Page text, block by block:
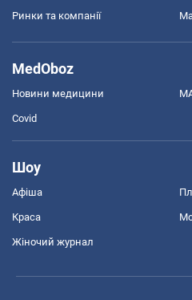
Ринки та компанії
MedOboz
Новини медицини
Covid
Шоу
Афіша
Краса
Жіночий журнал